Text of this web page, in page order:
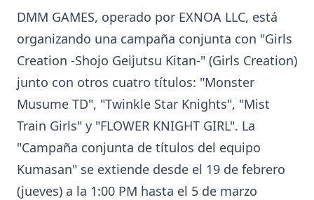
DMM GAMES, operado por EXNOA LLC, está
organizando una campaña conjunta con "Girls
Creation -Shojo Geijutsu Kitan-" (Girls Creation)
junto con otros cuatro títulos: "Monster
Musume TD", "Twinkle Star Knights", "Mist
Train Girls" y "FLOWER KNIGHT GIRL". La
"Campaña conjunta de títulos del equipo
Kumasan" se extiende desde el 19 de febrero
(jueves) a la 1:00 PM hasta el 5 de marzo